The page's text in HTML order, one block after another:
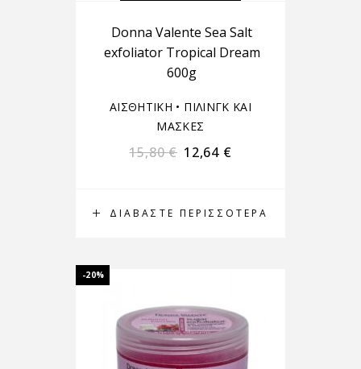
ΔΙΑΒΆΣΤΕ ΠΕΡΙΣΣΌΤΕΡΑ
Donna Valente Sea Salt
exfoliator Tropical Dream
600g
ΑΙΣΘΗΤΙΚΗ • ΠΙΛΙΝΓΚ ΚΑΙ
ΜΑΣΚΕΣ
15,80€ 12,64 €
-20%